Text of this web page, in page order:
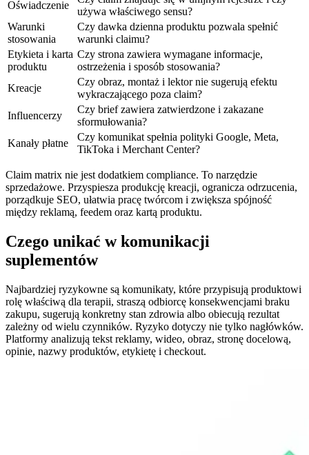
Oświadczenie
używa właściwego sensu?
Warunki
stosowania
Czy dawka dzienna produktu pozwala spełnić
warunki claimu?
Etykieta i karta
produktu
Czy strona zawiera wymagane informacje,
ostrzeżenia i sposób stosowania?
Kreacje
Czy obraz, montaż i lektor nie sugerują efektu
wykraczającego poza claim?
Influencerzy
Czy brief zawiera zatwierdzone i zakazane
sformułowania?
Kanały płatne
Czy komunikat spełnia polityki Google, Meta,
TikToka i Merchant Center?
Claim matrix nie jest dodatkiem compliance. To narzędzie
sprzedażowe. Przyspiesza produkcję kreacji, ogranicza odrzucenia,
porządkuje SEO, ułatwia pracę twórcom i zwiększa spójność
między reklamą, feedem oraz kartą produktu.
Czego unikać w komunikacji
suplementów
Najbardziej ryzykowne są komunikaty, które przypisują produktowi
rolę właściwą dla terapii, straszą odbiorcę konsekwencjami braku
zakupu, sugerują konkretny stan zdrowia albo obiecują rezultat
zależny od wielu czynników. Ryzyko dotyczy nie tylko nagłówków.
Platformy analizują tekst reklamy, wideo, obraz, stronę docelową,
opinie, nazwy produktów, etykietę i checkout.